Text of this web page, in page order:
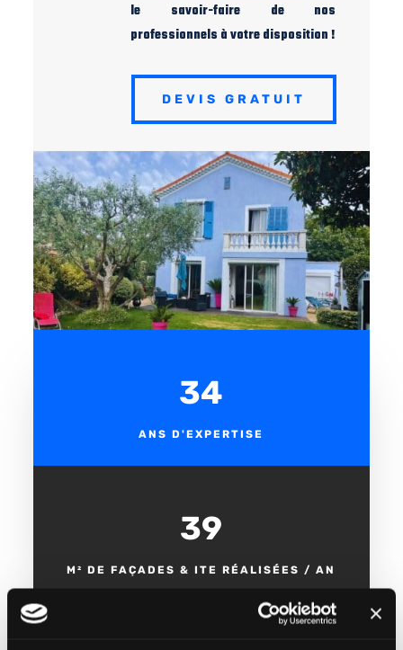
le savoir-faire de nos
professionnels à votre disposition !
DEVIS GRATUIT
35
ANS D'EXPERTISE
40 000
M² DE FAÇADES & ITE RÉALISÉES / AN